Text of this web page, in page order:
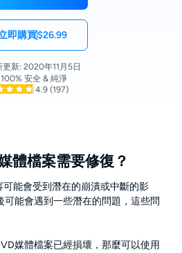
即購買$26.99
更新: 2020年11月5日
100% 安全 & 純淨
4.9 (197)
體檔案需要修復？
能會受到潛在的崩潰或中斷的影
能會遇到一些潛在的問題，這些問
媒體檔案已經損壞，那麼可以使用